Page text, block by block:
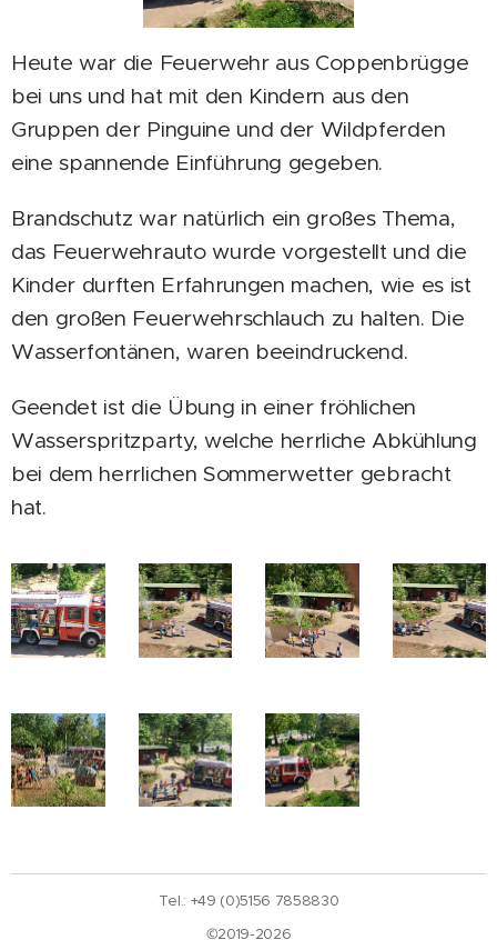
Heute war die Feuerwehr aus Coppenbrügge
bei uns und hat mit den Kindern aus den
Gruppen der Pinguine und der Wildpferden
eine spannende Einführung gegeben.
Brandschutz war natürlich ein großes Thema,
das Feuerwehrauto wurde vorgestellt und die
Kinder durften Erfahrungen machen, wie es ist
den großen Feuerwehrschlauch zu halten. Die
Wasserfontänen, waren beeindruckend.
Geendet ist die Übung in einer fröhlichen
Wasserspritzparty, welche herrliche Abkühlung
bei dem herrlichen Sommerwetter gebracht
hat.
Tel.: +49 (0)5156 7858830
©2019-2026